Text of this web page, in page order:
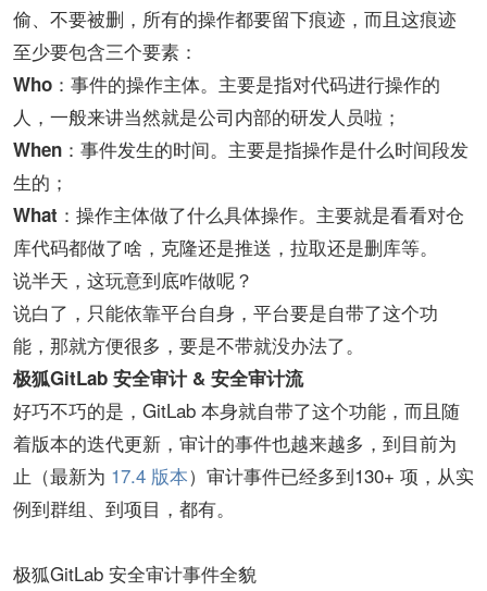
偷、不要被删，所有的操作都要留下痕迹，而且这痕迹
至少要包含三个要素：
Who ：事件的操作主体。主要是指对代码进行操作的
人，一般来讲当然就是公司内部的研发人员啦；
When ：事件发生的时间。主要是指操作是什么时间段发
生的；
What ：操作主体做了什么具体操作。主要就是看看对仓
库代码都做了啥，克隆还是推送，拉取还是删库等。
说半天，这玩意到底咋做呢？
说白了，只能依靠平台自身，平台要是自带了这个功
能，那就方便很多，要是不带就没办法了。
极狐GitLab 安全审计 & 安全审计流
好巧不巧的是，GitLab 本身就自带了这个功能，而且随
着版本的迭代更新，审计的事件也越来越多，到目前为
止（最新为 17.4 版本）审计事件已经多到130+ 项，从实
例到群组、到项目，都有。
极狐GitLab 安全审计事件全貌